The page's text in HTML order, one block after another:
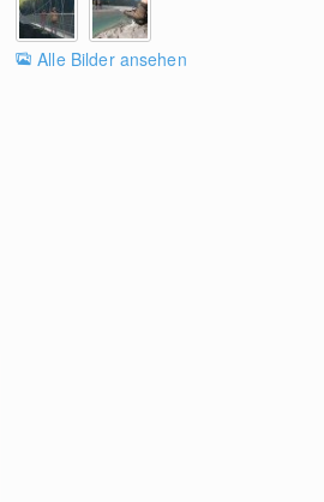
Alle Bilder ansehen